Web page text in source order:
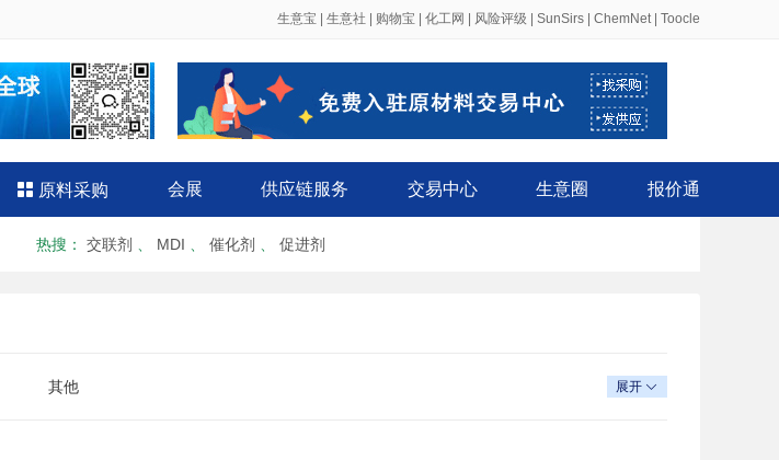
生意宝 生意社 购物宝 化工网 风险评级 SunSirs ChemNet| Toocle
 原料采购 会展 供应链服务 交易中心 生意圈 报价通
热搜 ： 交联剂 MDI 催化剂 促进剂
其他 展开 